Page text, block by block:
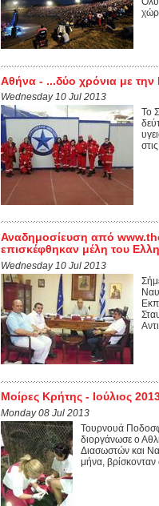
Αθήνα - ...δύο χρόνια με
Wednesday 10 Jul 2013
Το
Αναδημοσίευση από
επισκέφθηκαν μέλη του
Wednesday 10 Jul 2013
Μοίρες Κρήτης - Ιούλιος
Monday 08 Jul 2013
Τουρνουά
διοργάνωσε ο
Διασωστών και
μήνα, βρίσκονταν